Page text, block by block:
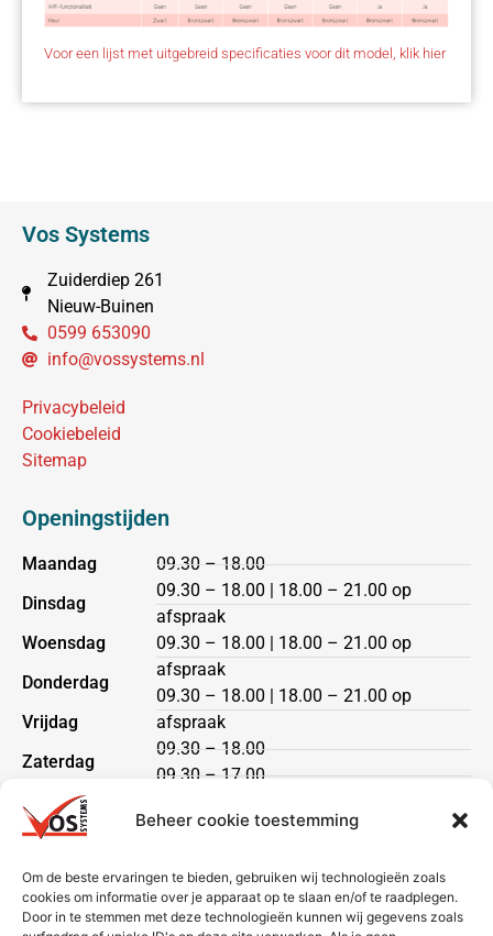
Beheer cookie toestemming
Om de beste ervaringen te bieden, gebruiken wij technologieën zoals
cookies om informatie over je apparaat op te slaan en/of te raadplegen.
Door in te stemmen met deze technologieën kunnen wij gegevens zoals
Voor een lijst met uitgebreid specificaties voor dit model, klik hier
Vos Systems
Zuiderdiep 261
Nieuw-Buinen
0599 653090
info@vossystems.nl
Privacybeleid
Cookiebeleid
Sitemap
Openingstijden
Maandag
Dinsdag
Woensdag
Donderdag
Vrijdag
Zaterdag
Zondag
09.30 – 18.00
09.30 – 18.00 | 18.00 – 21.00 op
afspraak
09.30 – 18.00 | 18.00 – 21.00 op
afspraak
09.30 – 18.00 | 18.00 – 21.00 op
afspraak
09.30 – 18.00
09.30 – 17.00
Heeft u een vraag?
Neem dan contact met ons op via telefoon of mail.